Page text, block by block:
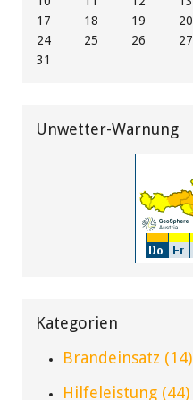
17
18 19 20
24
25 26 27
31
Unwetter-Warnung
Kategorien
Brandeinsatz (14)
Hilfeleistung (44)